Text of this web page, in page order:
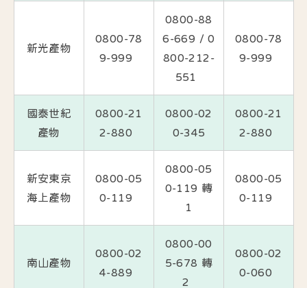
新光產物
0800-78
9-999
0800-88
6-669 / 0
800-212-
551
0800-78
9-999
國泰世紀
產物
0800-21
2-880
0800-02
0-345
0800-21
2-880
新安東京
海上產物
0800-05
0-119
0800-05
0-119 轉
1
0800-05
0-119
南山產物
0800-02
4-889
0800-00
5-678 轉
2
0800-02
0-060